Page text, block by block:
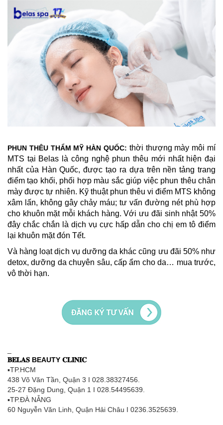
PHUN THÊU THẨM MỸ HÀN QUỐC: thời thượng mày môi mí
MTS tại Belas là công nghệ phun thêu mới nhất hiện đại
nhất của Hàn Quốc, được tạo ra dựa trên nền tảng trang
điểm tạo khối, phối hợp màu sắc giúp việc phun thêu chân
mày được tự nhiên. Kỹ thuật phun thêu vi điểm MTS không
xâm lấn, không gây chảy máu; tư vấn đường nét phù hợp
cho khuôn mặt mỗi khách hàng. Với ưu đãi sinh nhật 50%
đây chắc chắn là dịch vụ cực hấp dẫn cho chị em tô điểm
lại khuôn mặt đón Tết.
Và hàng loạt dịch vụ dưỡng da khác cũng ưu đãi 50% như
detox, dưỡng da chuyên sâu, cấp ẩm cho da… mua trước,
vô thời hạn.
𝐁𝐄𝐋𝐀𝐒 BEAUTY 𝐂𝐋𝐈𝐍𝐈𝐂
▪TP.HCM
438 Võ Văn Tần, Quận 3 I 028.38327456.
25-27 Đặng Dung, Quận 1 I 028.54495639.
▪TP.ĐÀ NẴNG
60 Nguyễn Văn Linh, Quận Hải Châu I 0236.3525639.